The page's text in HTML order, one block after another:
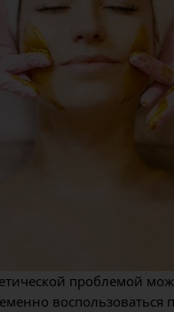
проблемой